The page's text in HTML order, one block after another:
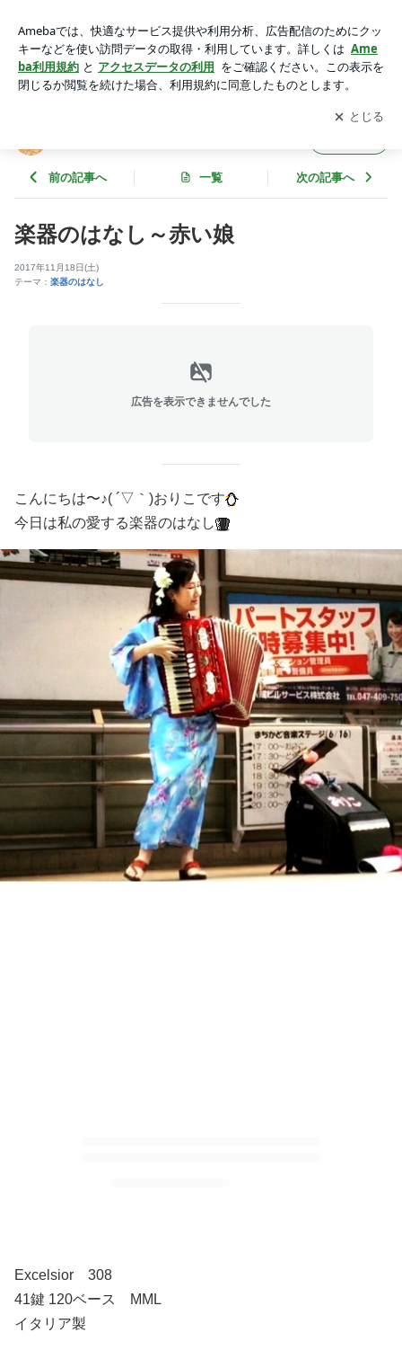
り日記
アプリをダウンロードして ブログの更新通知
を受け取りまし
ょう。
開く
前の記事へ 一覧 次の記事へ
楽器のはなし～赤い娘
2017年11月18日(土)
テーマ： 楽器のはなし
広告を表示できませんでした
こんにちは〜♪( ´▽｀)おりこです
今日は私の愛する楽器のはなし
Excelsior 308
41鍵 120ベース MML
イタリア製